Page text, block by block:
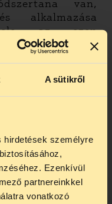
A sütikről
hirdetések személyre
Ezenkívül
partnereinkkel
vonatkozó
van,
alkalmazása
az ezen
pedagógiai,
A
kényelmetlen és
hiszen a
ebben az
lehetnek.
esetekben
minőségére,
nézve is